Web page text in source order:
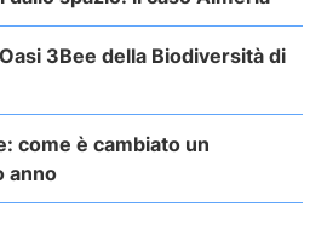
3Bee della Biodiversità di
come è cambiato un
anno